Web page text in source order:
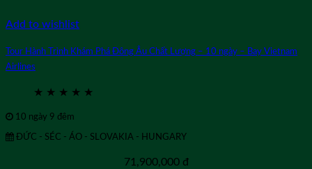
Add to wishlist
Tour Hành Trình Khám Phá Đông Âu Chất Lượng – 10 ngày – Bay Vietnam
Airlines
★ ★ ★ ★ ★
10 ngày 9 đêm
ĐỨC - SÉC - ÁO - SLOVAKIA - HUNGARY
71,900,000đ